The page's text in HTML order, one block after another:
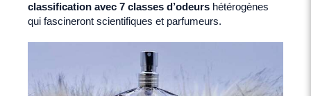
classification avec 7 classes d’odeurs hétérogènes
qui fascineront scientifiques et parfumeurs.